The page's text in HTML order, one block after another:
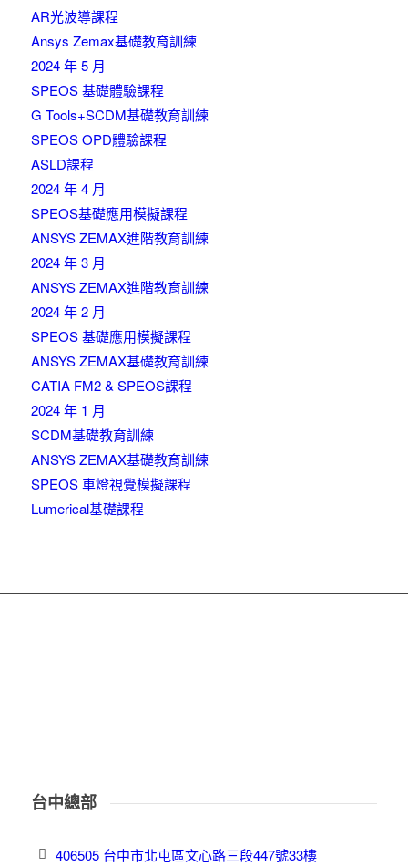
AR光波導課程
Ansys Zemax基礎教育訓練
2024 年 5 月
SPEOS 基礎體驗課程
G Tools+SCDM基礎教育訓練
SPEOS OPD體驗課程
ASLD課程
2024 年 4 月
SPEOS基礎應用模擬課程
ANSYS ZEMAX進階教育訓練
2024 年 3 月
ANSYS ZEMAX進階教育訓練
2024 年 2 月
SPEOS 基礎應用模擬課程
ANSYS ZEMAX基礎教育訓練
CATIA FM2 & SPEOS課程
2024 年 1 月
SCDM基礎教育訓練
ANSYS ZEMAX基礎教育訓練
SPEOS 車燈視覺模擬課程
Lumerical基礎課程
台中總部
406505 台中市北屯區文心路三段447號33樓